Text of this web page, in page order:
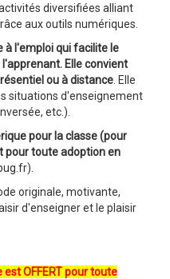
diversifiées alliant
aux outils numériques.
à l'emploi qui facilite le
Elle convient
ou à distance . Elle
situations d'enseignement
etc.).
pour la classe (pour
pour toute adoption en
originale, motivante,
d'enseigner et le plaisir
OFFERT pour toute